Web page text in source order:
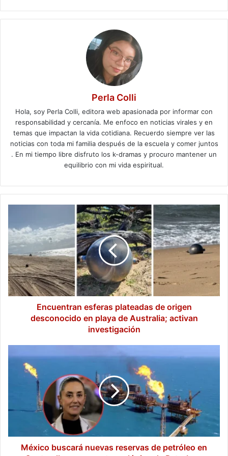
Perla Colli
Hola, soy Perla Colli, editora web apasionada por informar con
responsabilidad y cercanía. Me enfoco en noticias virales y en
temas que impactan la vida cotidiana. Recuerdo siempre ver las
noticias con toda mi familia después de la escuela y comer juntos
. En mi tiempo libre disfruto los k-dramas y procuro mantener un
equilibrio con mi vida espiritual.
plateadas
de
origen
desconocido
en
playa
de
Encuentran esferas plateadas de origen
desconocido en playa de Australia; activan
investigación
buscará
nuevas
en
con
apoyoMéxico buscará nuevas reservas de petróleo en